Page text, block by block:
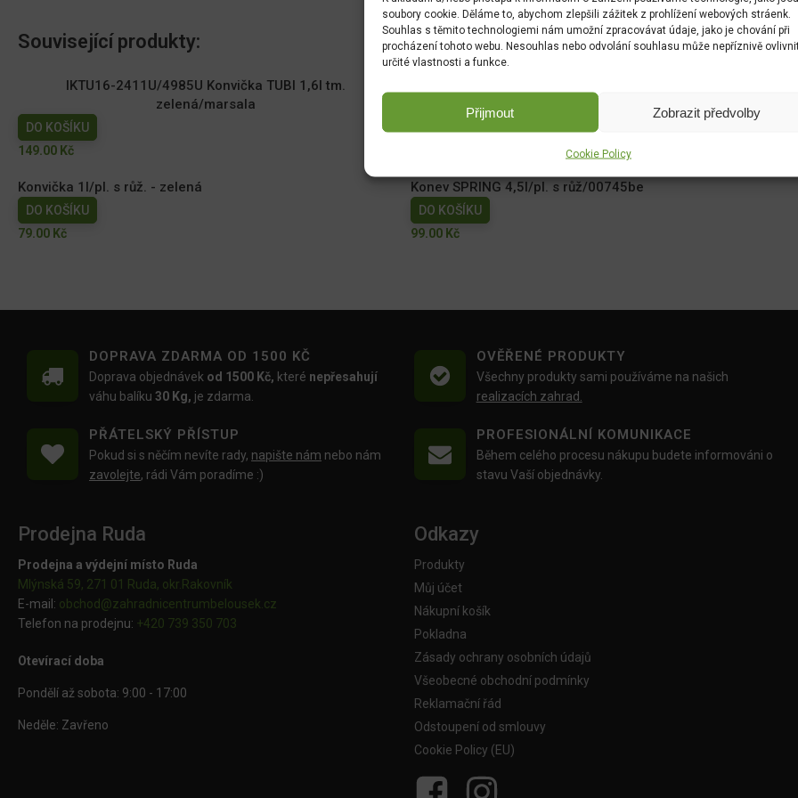
soubory cookie. Děláme to, abychom zlepšili zážitek z prohlížení webových stráenk.
Souhlas s těmito technologiemi nám umožní zpracovávat údaje, jako je chování při
procházení tohoto webu. Nesouhlas nebo odvolání souhlasu může nepříznivě
určité vlastnosti a funkce.
Přijmout Zobrazit předvolby
Cookie Policy
Související produkty:
IKTU16-2411U/4985U Konvička TUBI 1,6l tm.
zelená/marsala
DO KOŠÍKU
149.00 Kč
DO KOŠÍKU
29.00Kč
Konvička 1l/pl. s růž. - zelená
DO KOŠÍKU
79.00 Kč
Konev SPRING 4,5l/pl. s růž/00745be
DO KOŠÍKU
99.00 Kč
DOPRAVA ZDARMA OD 1500 KČ
Doprava objednávek od 1500 Kč, které nepřesahují
váhu balíku30 Kg, je zdarma.
OVĚŘENÉ PRODUKTY
Všechny produkty sami používáme na našich
realizacích zahrad.
PŘÁTELSKÝ PŘÍSTUP
Pokud si s něčím nevíte rady, napište nám nebo nám
zavolejte, rádi Vám poradíme :)
PROFESIONÁLNÍ KOMUNIKACE
Během celého procesu nákupu budete informováni o
stavu Vaší objednávky.
Prodejna Ruda
Prodejna a výdejní místo Ruda
Mlýnská 59, 271 01 Ruda, okr.Rakovník
E-mail: obchod@zahradnicentrumbelousek.cz
Telefon na prodejnu: +420 739 350 703
Otevírací doba
Pondělí až sobota: 9:00 - 17:00
Neděle: Zavřeno
Odkazy
Produkty
Můj účet
Nákupní košík
Pokladna
Zásady ochrany osobních údajů
Všeobecné obchodní podmínky
Reklamační řád
Odstoupení od smlouvy
Cookie Policy (EU)